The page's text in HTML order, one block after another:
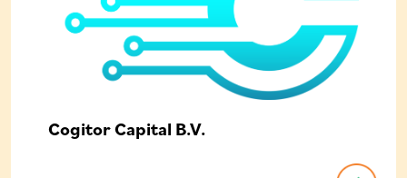
Cogitor Capital B.V.